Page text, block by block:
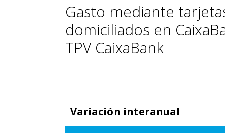
Gasto mediante
domiciliados en
TPV CaixaBank
Variación interanual